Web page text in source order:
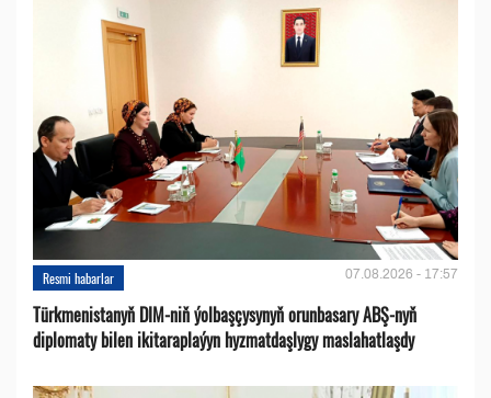
Resmi habarlar 07.08.2026 - 17:57
Türkmenistanyň DIM-niň ýolbaşçysynyň orunbasary ABŞ-nyň
diplomaty bilen ikitaraplaýyn hyzmatdaşlygy maslahatlaşdy